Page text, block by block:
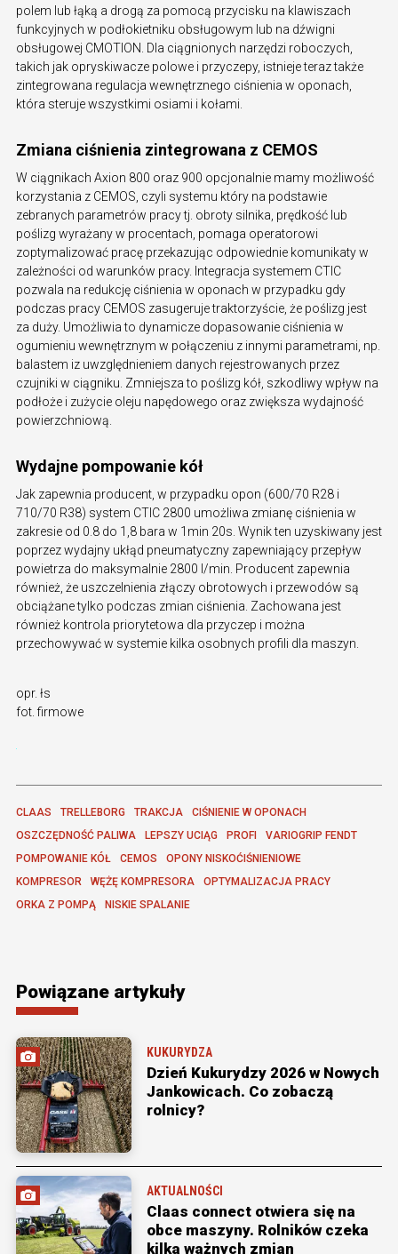
polem lub łąką a drogą za pomocą przycisku na klawiszach
funkcyjnych w podłokietniku obsługowym lub na dźwigni
obsługowej CMOTION. Dla ciągnionych narzędzi roboczych,
takich jak opryskiwacze polowe i przyczepy, istnieje teraz także
zintegrowana regulacja wewnętrznego ciśnienia w oponach,
która steruje wszystkimi osiami i kołami.
Zmiana ciśnienia zintegrowana z CEMOS
W ciągnikach Axion 800 oraz 900 opcjonalnie mamy możliwość
korzystania z CEMOS, czyli systemu który na podstawie
zebranych parametrów pracy tj. obroty silnika, prędkość lub
poślizg wyrażany w procentach, pomaga operatorowi
zoptymalizować pracę przekazując odpowiednie komunikaty w
zależności od warunków pracy. Integracja systemem CTIC
pozwala na redukcję ciśnienia w oponach w przypadku gdy
podczas pracy CEMOS zasugeruje traktorzyście, że poślizg jest
za duży. Umożliwia to dynamicze dopasowanie ciśnienia w
ogumieniu wewnętrznym w połączeniu z innymi parametrami, np.
balastem iz uwzględnieniem danych rejestrowanych przez
czujniki w ciągniku. Zmniejsza to poślizg kół, szkodliwy wpływ na
podłoże i zużycie oleju napędowego oraz zwiększa wydajność
powierzchniową.
Wydajne pompowanie kół
Jak zapewnia producent, w przypadku opon (600/70 R28 i
710/70 R38) system CTIC 2800 umożliwa zmianę ciśnienia w
zakresie od 0.8 do 1,8 bara w 1min 20s. Wynik ten uzyskiwany jest
poprzez wydajny ukłąd pneumatyczny zapewniający przepływ
powietrza do maksymalnie 2800 l/min. Producent zapewnia
również, że uszczelnienia złączy obrotowych i przewodów są
obciążane tylko podczas zmian ciśnienia. Zachowana jest
również kontrola priorytetowa dla przyczep i można
przechowywać w systemie kilka osobnych profili dla maszyn.
opr. łs
fot. firmowe
CLAAS TRELLEBORG TRAKCJA
CIŚNIENIE W OPONACH
OSZCZĘDNOŚĆ PALIWA
LEPSZY UCIĄG PROFI
VARIOGRIP FENDT
POMPOWANIE KÓŁ
CEMOS
OPONY NISKOĆIŚNIENIOWE
KOMPRESOR
WĘŻĘ KOMPRESORA
OPTYMALIZACJA PRACY
ORKA Z POMPĄ
NISKIE SPALANIE
Powiązane artykuły
KUKURYDZA
Dzień Kukurydzy 2026 w Nowych
Jankowicach. Co zobaczą
rolnicy?
AKTUALNOŚCI
Claas connect otwiera się na
obce maszyny. Rolników czeka
kilka ważnych zmian